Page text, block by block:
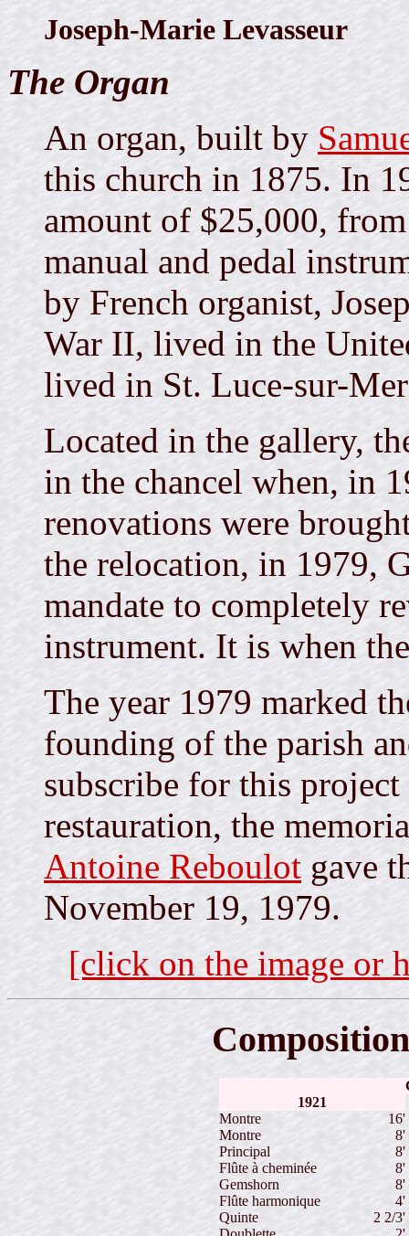
Joseph-Marie Levasseur
The Organ
An organ, built by
this church in 1875. In
amount of $25,000,
manual and pedal
by French organist,
War II, lived in the
lived in St. Luce-sur-
Located in the gallery,
in the chancel when, in
renovations were
the relocation, in 1979,
mandate to completely
instrument. It is when
The year 1979 marked
founding of the parish
subscribe for this
restauration, the
Antoine Reboulot gave
November 19, 1979.
[click on the image or
1921
Montre
16'
Montre
8'
Principal
8'
Flûte à cheminée
8'
Gemshorn
8'
Flûte harmonique
4'
Quinte
2 2/3'